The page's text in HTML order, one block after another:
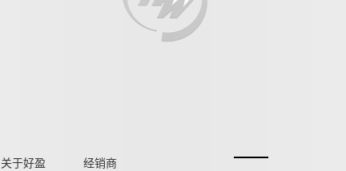
关于好盈 经销商